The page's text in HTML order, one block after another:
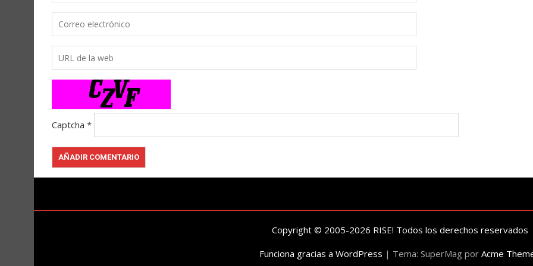
Captcha *
Copyright © 2005-2026 RISE! Todos los derechos reservados
Funciona gracias a WordPress | Tema: SuperMag por Acme